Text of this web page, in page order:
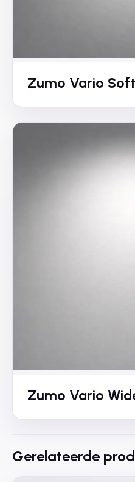
Zumo Vario
Zumo Vario
Gerelateerde